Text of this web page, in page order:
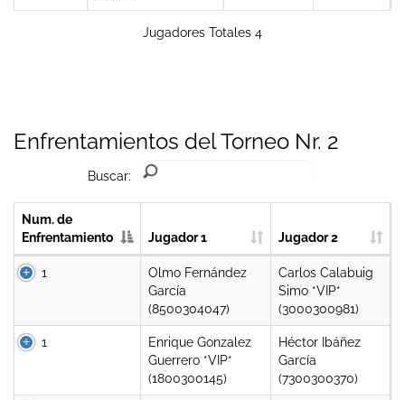
Jugadores Totales 4
Enfrentamientos del Torneo Nr. 2
Buscar:
Num. de
Enfrentamiento
Jugador 1 Jugador 2
1
Olmo Fernández
García
(8500304047)
Carlos Calabuig
Simo *VIP*
(3000300981)
1
Enrique Gonzalez
Guerrero *VIP*
(1800300145)
Héctor Ibáñez
García
(7300300370)